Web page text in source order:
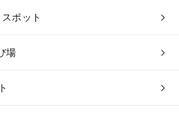
ポット
場